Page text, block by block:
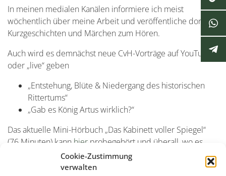
Cookie-Zustimmung
verwalten
In meinen medialen Kanälen informiere ich meist
wöchentlich über meine Arbeit und veröffentliche dort u.a.
Kurzgeschichten und Märchen zum Hören.
Auch wird es demnächst neue CvH-Vorträge auf YouTube
oder „live“ geben
„Entstehung, Blüte & Niedergang des historischen
Rittertums“
„Gab es König Artus wirklich?“
Das aktuelle Mini-Hörbuch „Das Kabinett voller Spiegel“
(76 Minuten) kann hier probegehört und überall, wo es
Hörbücher gibt,erworbenwerden.